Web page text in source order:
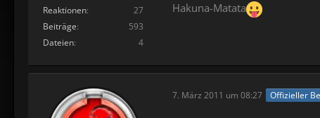
Reaktionen
27
Beiträge
593
Dateien
4
Hakuna-Matata
7. März 2011 um 08:27 Offizieller